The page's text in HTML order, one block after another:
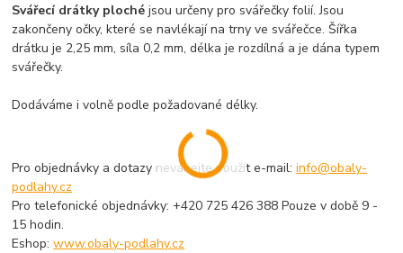
Svářecí drátky ploché jsou určeny pro svářečky folií. Jsou
zakončeny očky, které se navlékají na trny ve svářečce. Šířka
drátku je 2,25 mm, síla 0,2 mm, délka je rozdílná a je dána typem
svářečky.
Dodáváme i volně podle požadované délky.
Pro objednávky a dotazy neváhejte použít e-mail:info@obaly-
podlahy.cz
Pro telefonické objednávky: +420 725 426 388 Pouze v době 9 -
15 hodin.
Eshop:www.obaly-podlahy.cz